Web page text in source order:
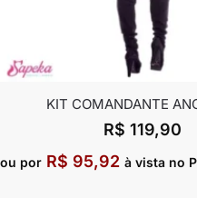
KIT COMANDANTE
R$ 119,90
ou por R$ 95,92 à vista no